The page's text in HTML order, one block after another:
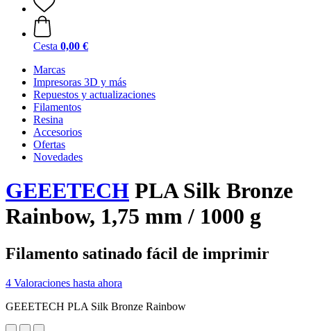
Cesta 0,00 €
Marcas
Impresoras 3D y más
Repuestos y actualizaciones
Filamentos
Resina
Accesorios
Ofertas
Novedades
GEEETECH PLA Silk Bronze
Rainbow, 1,75 mm / 1000 g
Filamento satinado fácil de imprimir
4 Valoraciones hasta ahora
GEEETECH PLA Silk Bronze Rainbow